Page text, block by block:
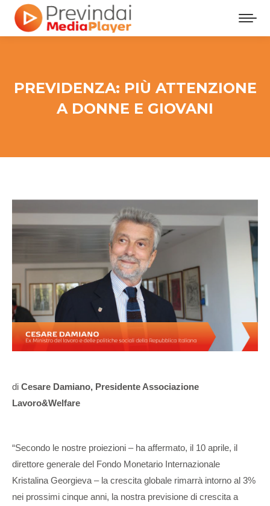
PREVIDENZA: PIÙ ATTENZIONE
A DONNE E GIOVANI
di Cesare Damiano, Presidente Associazione
Lavoro&Welfare
“Secondo le nostre proiezioni – ha affermato, il 10 aprile, il
direttore generale del Fondo Monetario Internazionale
Kristalina Georgieva – la crescita globale rimarrà intorno al 3%
nei prossimi cinque anni, la nostra previsione di crescita a